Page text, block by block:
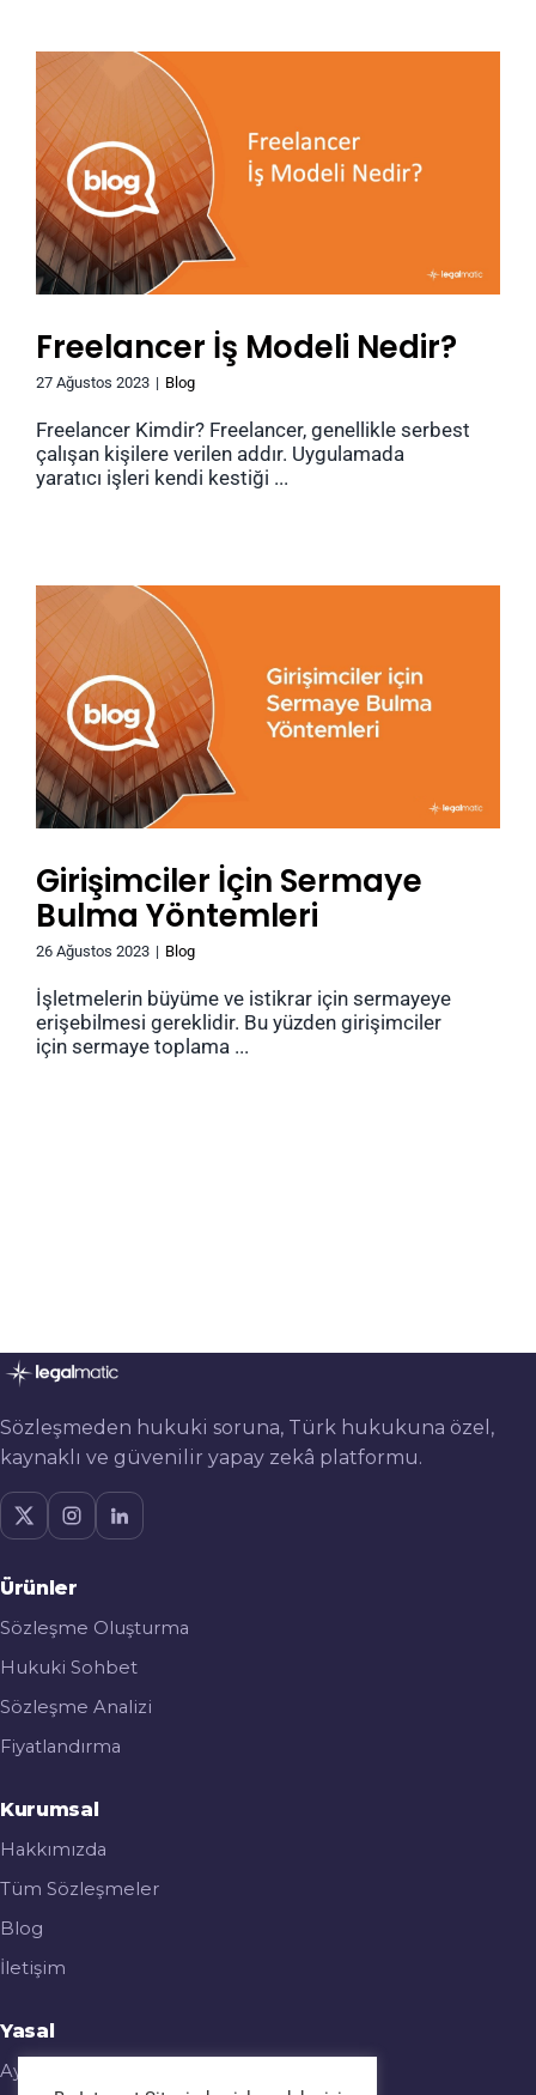
Freelancer İş Modeli Nedir?
27 Ağustos 2023 | Blog
Freelancer Kimdir? Freelancer, genellikle serbest
çalışan kişilere verilen addır. Uygulamada
yaratıcı işleri kendi kestiği ...
Girişimciler İçin Sermaye
Bulma Yöntemleri
26 Ağustos 2023 | Blog
İşletmelerin büyüme ve istikrar için sermayeye
erişebilmesi gereklidir. Bu yüzden girişimciler
için sermaye toplama ...
Sözleşmeden hukuki soruna, Türk hukukuna özel,
kaynaklı ve güvenilir yapay zekâ platformu.
Ürünler
Sözleşme Oluşturma
Hukuki Sohbet
Sözleşme Analizi
Fiyatlandırma
Kurumsal
Hakkımızda
Tüm Sözleşmeler
Blog
İletişim
Yasal
Aydınlatma Metni